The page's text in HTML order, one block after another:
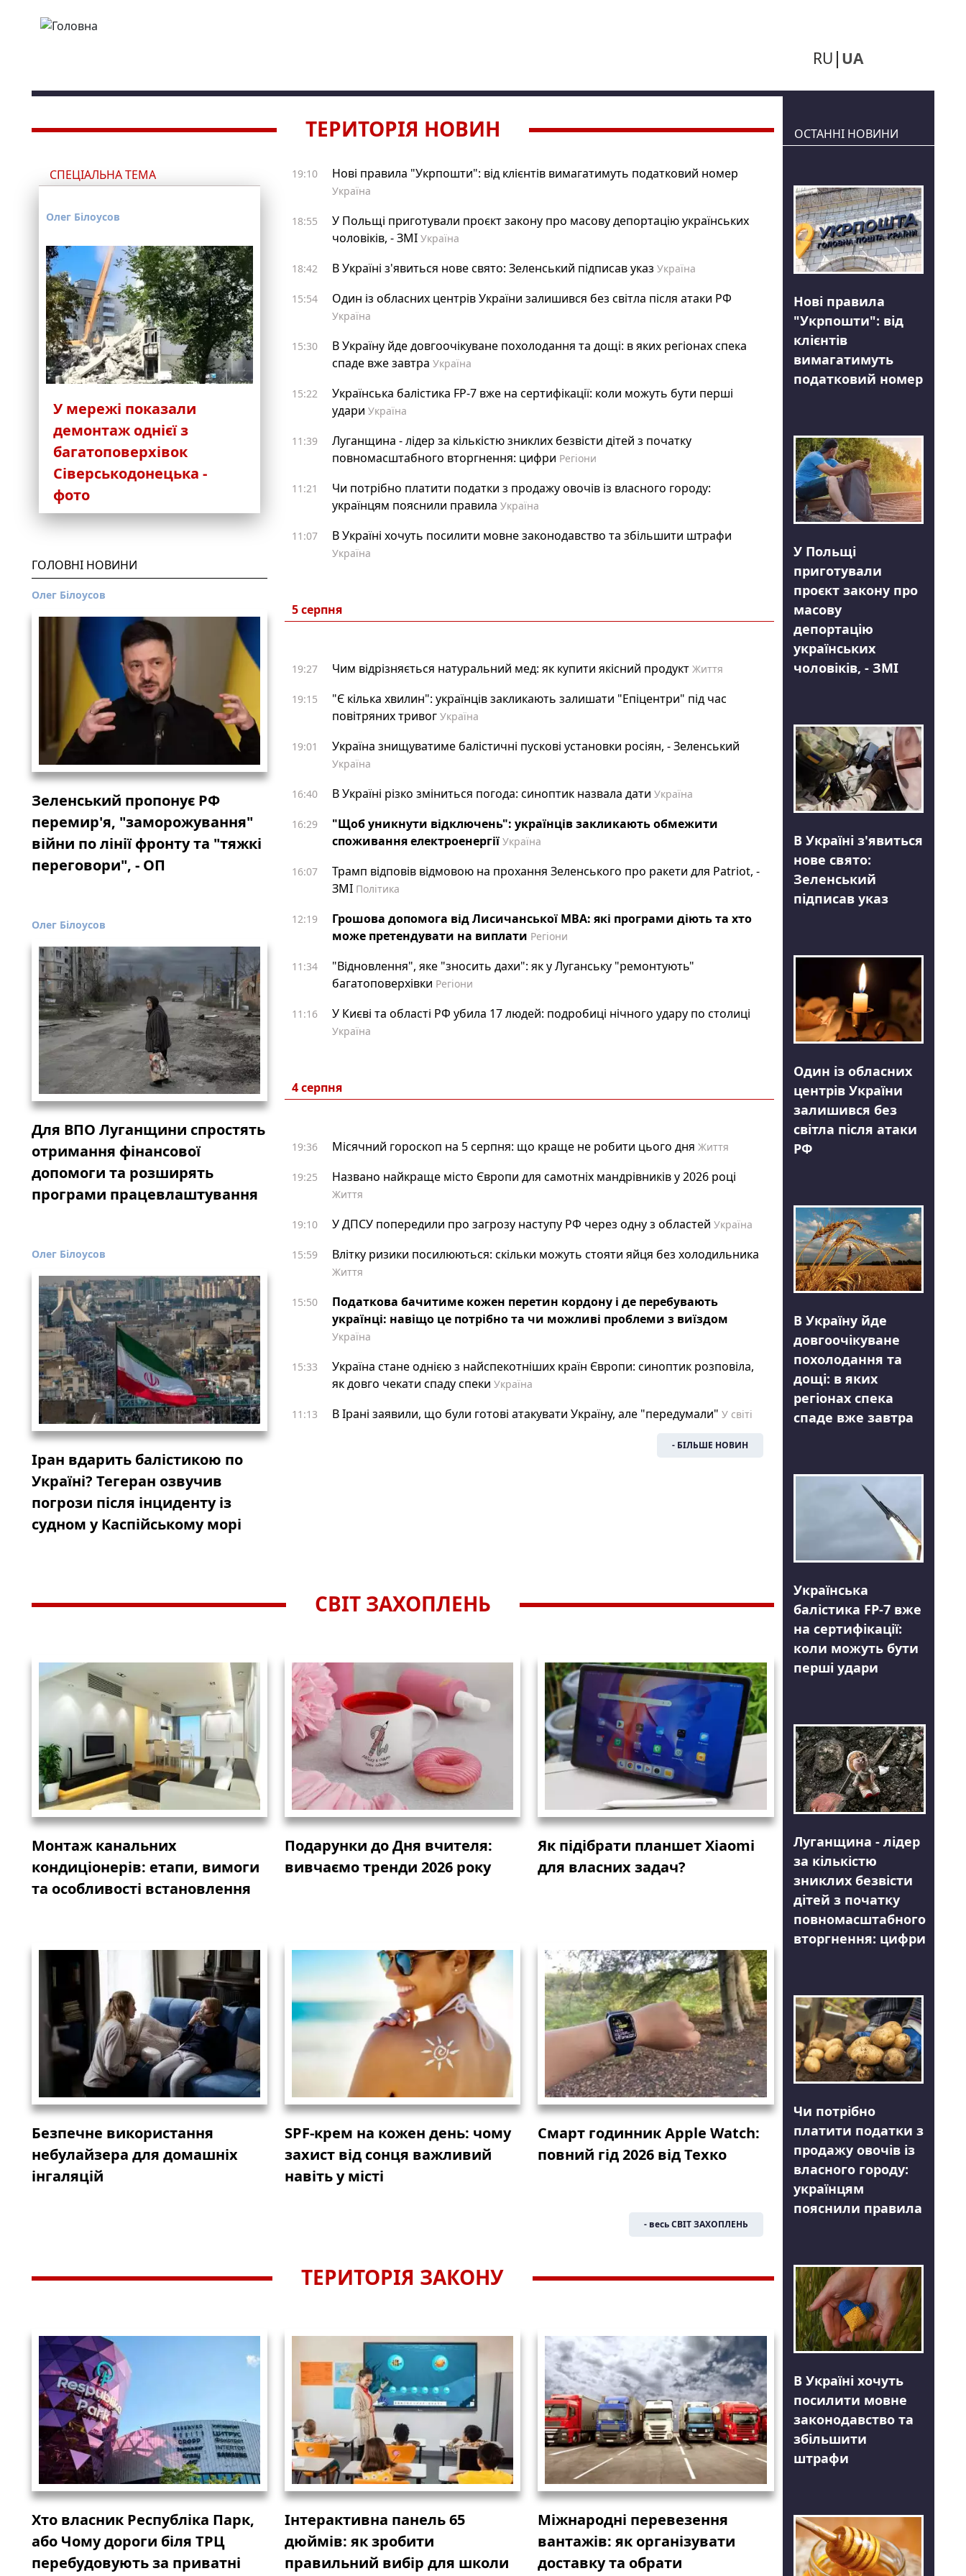
RU UA
ТЕРИТОРІЯ НОВИН
СПЕЦІАЛЬНА ТЕМА
Олег Білоусов
У мережі показали
демонтаж однієї з
багатоповерхівок
Сіверськодонецька -
фото
ГОЛОВНІ НОВИНИ
Олег Білоусов
Зеленський пропонує РФ
перемир'я, "заморожування"
війни по лінії фронту та "тяжкі
переговори", - ОП
Олег Білоусов
Для ВПО Луганщини спростять
отримання фінансової
допомоги та розширять
програми працевлаштування
Олег Білоусов
Іран вдарить балістикою по
Україні? Тегеран озвучив
погрози після інциденту із
судном у Каспійському морі
19:10 Нові правила "Укрпошти": від клієнтів вимагатимуть податковий номер
Україна
18:55
У Польщі приготували проєкт закону про масову депортацію українських
чоловіків, - ЗМІ Україна
18:42 В Україні з'явиться нове свято: Зеленський підписав указ Україна
15:54 Один із обласних центрів України залишився без світла після атаки РФ
Україна
15:30
В Україну йде довгоочікуване похолодання та дощі: в яких регіонах спека
спаде вже завтра Україна
15:22
Українська балістика FP-7 вже на сертифікації: коли можуть бути перші
удари Україна
11:39
Луганщина - лідер за кількістю зниклих безвісти дітей з початку
повномасштабного вторгнення: цифри Регіони
11:21
Чи потрібно платити податки з продажу овочів із власного городу:
українцям пояснили правила Україна
11:07 В Україні хочуть посилити мовне законодавство та збільшити штрафи
Україна
5 серпня
19:27 Чим відрізняється натуральний мед: як купити якісний продукт Життя
19:15
"Є кілька хвилин": українців закликають залишати "Епіцентри" під час
повітряних тривог Україна
19:01 Україна знищуватиме балістичні пускові установки росіян, - Зеленський
Україна
16:40 В Україні різко зміниться погода: синоптик назвала дати Україна
16:29
"Щоб уникнути відключень": українців закликають обмежити
споживання електроенергії Україна
16:07
Трамп відповів відмовою на прохання Зеленського про ракети для Patriot, -
ЗМІ Політика
12:19
Грошова допомога від Лисичанської МВА: які програми діють та хто
може претендувати на виплати Регіони
11:34
"Відновлення", яке "зносить дахи": як у Луганську "ремонтують"
багатоповерхівки Регіони
11:16 У Києві та області РФ убила 17 людей: подробиці нічного удару по столиці
Україна
4 серпня
19:36 Місячний гороскоп на 5 серпня: що краще не робити цього дня Життя
19:25 Названо найкраще місто Європи для самотніх мандрівників у 2026 році
Життя
19:10 У ДПСУ попередили про загрозу наступу РФ через одну з областей Україна
15:59 Влітку ризики посилюються: скільки можуть стояти яйця без холодильника
Життя
15:50
Податкова бачитиме кожен перетин кордону і де перебувають
українці: навіщо це потрібно та чи можливі проблеми з виїздом
Україна
15:33
Україна стане однією з найспекотніших країн Європи: синоптик розповіла,
як довго чекати спаду спеки Україна
11:13 В Ірані заявили, що були готові атакувати Україну, але "передумали" У світі
- БІЛЬШЕ НОВИН
СВІТ ЗАХОПЛЕНЬ
Монтаж канальних
кондиціонерів: етапи, вимоги
та особливості встановлення
Подарунки до Дня вчителя:
вивчаємо тренди 2026 року
Як підібрати планшет Xiaomi
для власних задач?
Безпечне використання
небулайзера для домашніх
інгаляцій
SPF-крем на кожен день: чому
захист від сонця важливий
навіть у місті
Смарт годинник Apple Watch:
повний гід 2026 від Техко
- весь СВІТ ЗАХОПЛЕНЬ
ТЕРИТОРІЯ ЗАКОНУ
Хто власник Республіка Парк,
або Чому дороги біля ТРЦ
перебудовують за приватні
Інтерактивна панель 65
дюймів: як зробити
правильний вибір для школи
Міжнародні перевезення
вантажів: як організувати
доставку та обрати
ОСТАННІ НОВИНИ
Нові правила
"Укрпошти": від
клієнтів
вимагатимуть
податковий номер
У Польщі
приготували
проєкт закону про
масову
депортацію
українських
чоловіків, - ЗМІ
В Україні з'явиться
нове свято:
Зеленський
підписав указ
Один із обласних
центрів України
залишився без
світла після атаки
РФ
В Україну йде
довгоочікуване
похолодання та
дощі: в яких
регіонах спека
спаде вже завтра
Українська
балістика FP-7 вже
на сертифікації:
коли можуть бути
перші удари
Луганщина - лідер
за кількістю
зниклих безвісти
дітей з початку
повномасштабного
вторгнення: цифри
Чи потрібно
платити податки з
продажу овочів із
власного городу:
українцям
пояснили правила
В Україні хочуть
посилити мовне
законодавство та
збільшити
штрафи